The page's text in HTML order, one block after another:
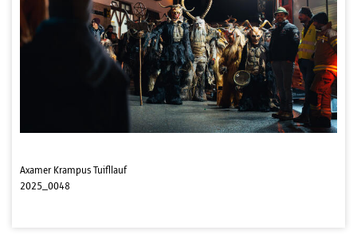
Axamer Krampus Tuifllauf
2025_0048